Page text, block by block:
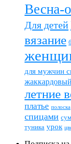
Весна-
Для детей
вязание
для мужчин
летние
платье полоска
спицами
туника урок